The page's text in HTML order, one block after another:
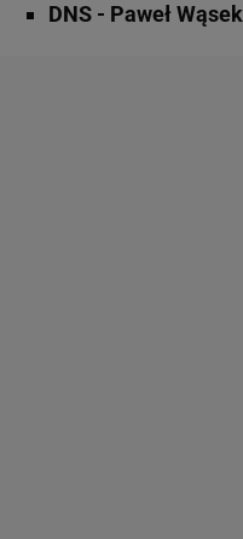
DNS - Paweł Wąsek